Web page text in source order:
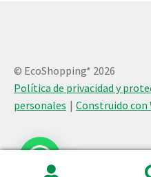
© EcoShopping* 2026
Política de privacidad y
personales
Construido con